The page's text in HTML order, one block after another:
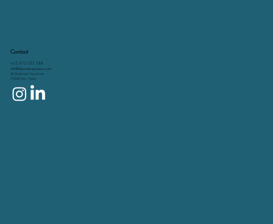
Contact
+33 672 033 588
info@laboratoireprolens.com
80 Boulevard Haussmann
75008 Paris, France